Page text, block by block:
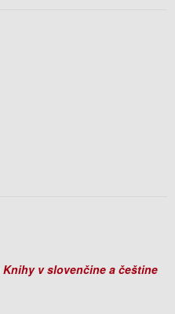
Knihy v slovenčine a češtine